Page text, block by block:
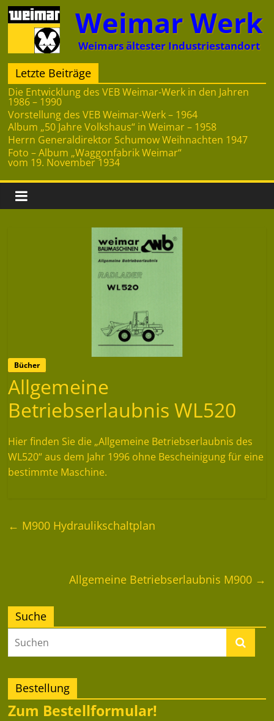
Zum
Inhalt
springen
Weimar Werk
Weimars ältester Industriestandort
Letzte Beiträge
Die Entwicklung des VEB Weimar-Werk in den Jahren
1986 – 1990
Vorstellung des VEB Weimar-Werk – 1964
Album „50 Jahre Volkshaus“ in Weimar – 1958
Herrn Generaldirektor Schumow Weihnachten 1947
Foto – Album „Waggonfabrik Weimar“
vom 19. November 1934
Bücher
Allgemeine
Betriebserlaubnis WL520
Hier finden Sie die „Allgemeine Betriebserlaubnis des
WL520“ aus dem Jahr 1996 ohne Bescheinigung für eine
bestimmte Maschine.
← M900 Hydraulikschaltplan
Allgemeine Betriebserlaubnis M900 →
Suche
Bestellung
Zum Bestellformular!